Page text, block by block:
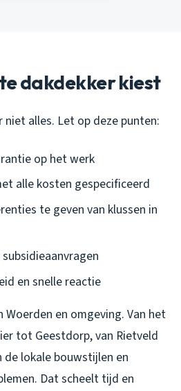
dakdekker kiest
niet alles. Let op deze punten:
op het werk
alle kosten gespecificeerd
te geven van klussen in
en snelle reactie
Woerden en omgeving. Van het
tot Geestdorp, van Rietveld
lokale bouwstijlen en
Dat scheelt tijd en